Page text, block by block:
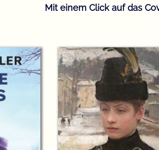
Mit einem Click auf das